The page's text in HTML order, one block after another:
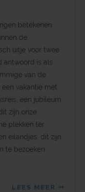
betekenen
de
uitje voor twee
antwoord is als
van de
vakantie met
een jubileum
zijn onze
plekken ter
eilandjes, dit zijn
te bezoeken.
LEES MEER